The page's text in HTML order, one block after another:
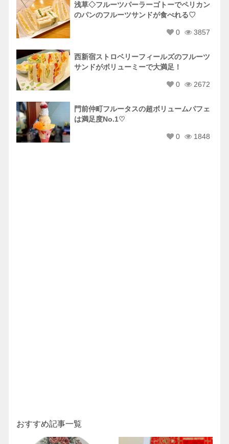
浅草◇フルーツパーラーゴトーでペリカン
のパンのフルーツサンドが食べれる♡
0 3857
西新宿ストロベリーフィールズのフルーツ
サンドがボリューミーで大満足！
0 2672
門前仲町フルータスの超ボリュームパフェ
は満足度No.1♡
0 1848
おすすめ記事一覧